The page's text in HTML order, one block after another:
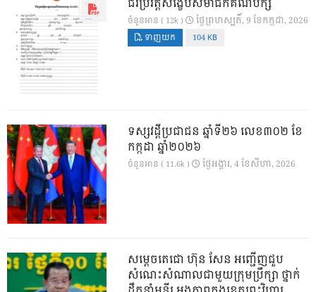
ជីវប្រវត្តិសង្ខេបសមាជិកគណបក្ស
ចំនួនអាន ( 12k ) ថ្ងៃ​ព្រហស្បតិ៍, 9 ខែ​កក្កដា, 2026
ទាញយក 104 KB
ទស្សវដ្តីប្រជាជន ឆ្នាំទី២៦ លេខ៣០២ ខែ
កក្កដា ឆ្នាំ២០២៦
ចំនួនអាន ( 11.6k ) ថ្ងៃ​អង្គារ, 4 ខែ​សីហា, 2026
សម្តេចតេជោ ហ៊ុន សែន អញ្ជើញជួប
សំណេះសំណាលជាមួយក្រុមប្រឹក្សា ថ្នាក់